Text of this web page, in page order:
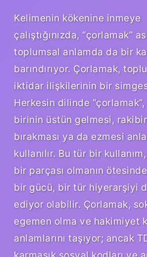
Kelimenin kökenine inmeye
çalıştığınızda, “çorlamak”
toplumsal anlamda da bir
barındırıyor. Çorlamak,
iktidar ilişkilerinin bir
Herkesin dilinde
birinin üstün gelmesi,
bırakması ya da ezmesi
kullanılır. Bu tür bir
bir parçası olmanın
bir gücü, bir tür hiyerarşiyi
ediyor olabilir. Çorlamak,
egemen olma ve hakimiyet
anlamlarını taşıyor; ancak